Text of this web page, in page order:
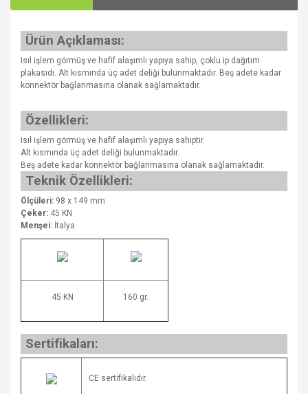
Ürün Açıklaması:
Isıl işlem görmüş ve hafif alaşımlı yapıya sahip, çoklu ip dağıtım
plakasıdı. Alt kısmında üç adet deliği bulunmaktadır. Beş adete kadar
konnektör bağlanmasına olanak sağlamaktadır.
Özellikleri:
Isıl işlem görmüş ve hafif alaşımlı yapıya sahiptir.
Alt kısmında üç adet deliği bulunmaktadır.
Beş adete kadar konnektör bağlanmasına olanak sağlamaktadır.
Teknik Özellikleri:
Ölçüleri: 98 x 149 mm
Çeker: 45 KN
Menşei: İtalya
45 KN 160 gr.
Sertifikaları:
CE sertifikalıdır.